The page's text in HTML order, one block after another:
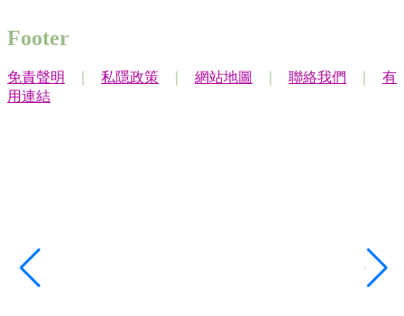
Footer
免責聲明 私隱政策 網站地圖 聯絡我們
有
用連結